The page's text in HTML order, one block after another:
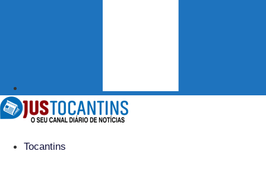
Tocantins